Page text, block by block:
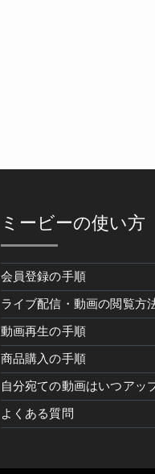
ミービーの使い方
会員登録の手順
ライブ配信・動画の閲覧方
動画再生の手順
商品購入の手順
自分宛ての動画はいつアッ
よくある質問